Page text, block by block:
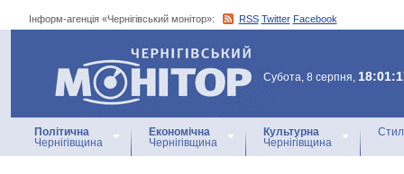
Інформ-агенція «Чернігівський монітор»: RSS Twitter Facebook
Інформ-агенція
«Чернігівський монітор»
Субота, 8 серпня,
Політична
Чернігівщина
Економічна
Чернігівщина
Культурна
Чернігівщина